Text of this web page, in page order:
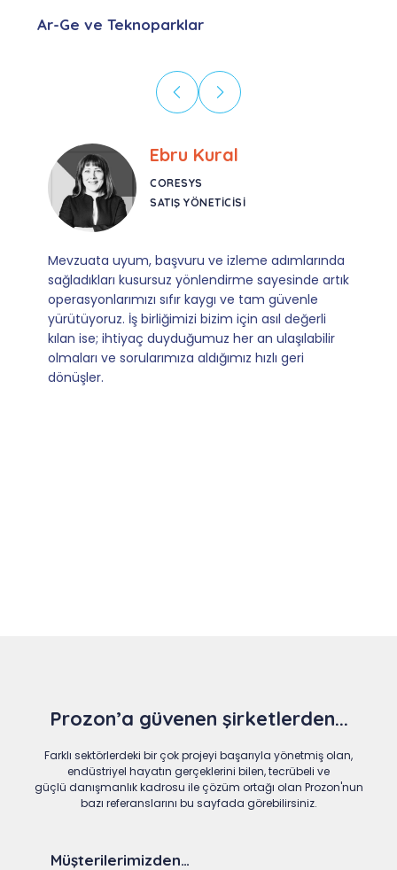
Ar-Ge ve Teknoparklar
Ebru Kural
CORESYS
SATIŞ YÖNETICISI
Mevzuata uyum, başvuru ve izleme adımlarında
sağladıkları kusursuz yönlendirme sayesinde artık
operasyonlarımızı sıfır kaygı ve tam güvenle
yürütüyoruz. İş birliğimizi bizim için asıl değerli
kılan ise; ihtiyaç duyduğumuz her an ulaşılabilir
olmaları ve sorularımıza aldığımız hızlı geri
dönüşler.
Prozon’a güvenen şirketlerden...
Farklı sektörlerdeki bir çok projeyi başarıyla yönetmiş olan,
endüstriyel hayatın gerçeklerini bilen, tecrübeli ve
güçlü danışmanlık kadrosu ile çözüm ortağı olan Prozon'nun
bazı referanslarını bu sayfada görebilirsiniz.
Müşterilerimizden…